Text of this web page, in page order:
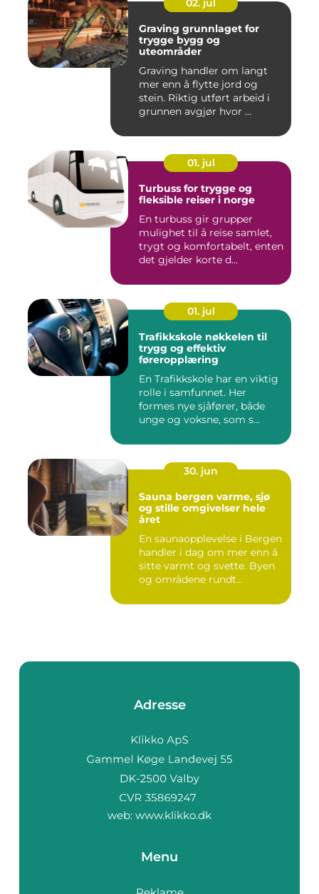
02. jul
Graving grunnlaget for
trygge bygg og
uteområder
Graving handler om langt
mer enn å flytte jord og
stein. Riktig utført arbeid i
grunnen avgjør hvor ...
01. jul
Turbuss for trygge og
fleksible reiser i norge
En turbuss gir grupper
mulighet til å reise samlet,
trygt og komfortabelt, enten
det gjelder korte d...
01. jul
Trafikkskole nøkkelen til
trygg og effektiv
føreropplæring
En Trafikkskole har en viktig
rolle i samfunnet. Her
formes nye sjåfører, både
unge og voksne, som s...
30. jun
Sauna bergen varme, sjø
og stille omgivelser hele
året
En saunaopplevelse i Bergen
handler i dag om mer enn å
sitte varmt og svette. Byen
og områdene rundt...
Adresse
web: www.klikko.dk
Menu